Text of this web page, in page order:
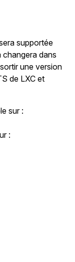
supportée
changera dans
une version
de LXC et
sur :
: